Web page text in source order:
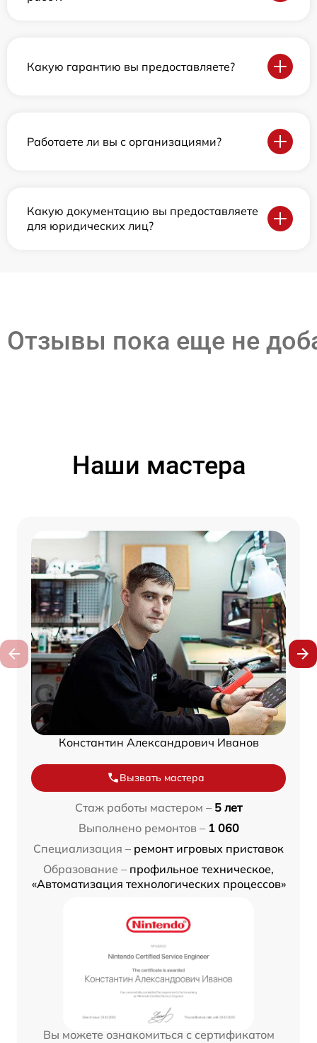
Какую гарантию вы предоставляете?
Работаете ли вы с организациями?
Какую документацию вы предоставляете
для юридических лиц?
Отзывы пока еще не
Наши мастера
Константин Александрович Иванов
Вызвать мастера
Стаж работы мастером – 5 лет
Выполнено ремонтов – 1 060
Специализация – ремонт игровых приставок
Образование – профильное техническое,
«Автоматизация технологических процессов»
Вы можете ознакомиться с сертификатом